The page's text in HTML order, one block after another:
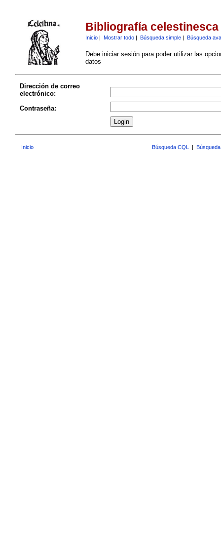
Bibliografía celestinesca
Inicio| Mostrar todo| Búsqueda simple| Búsqueda
Debe iniciar sesión para poder utilizar las
datos
Dirección de correo
electrónico:
Contraseña:
Inicio Búsqueda CQL |